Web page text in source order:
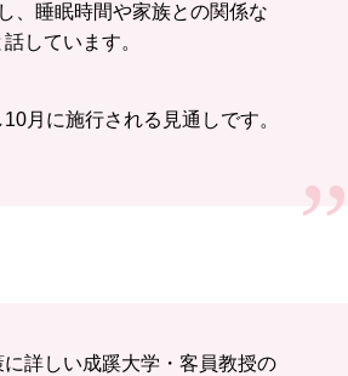
、睡眠時間や家族との関係な
しています。
月に施行される見通しです。
詳しい成蹊大学・客員教授の